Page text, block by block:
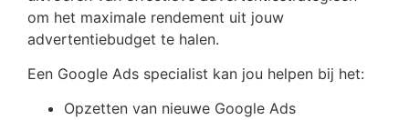
om het maximale rendement uit jouw
advertentiebudget te halen.
Een Google Ads specialist kan jou helpen bij het:
Opzetten van nieuwe Google Ads